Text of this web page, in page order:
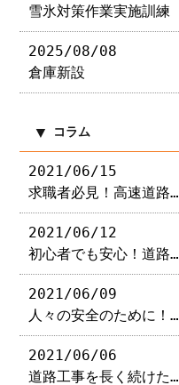
雪氷対策作業実施訓練
2025/08/08
倉庫新設
コラム
2021/06/15
求職者必見！高速道路…
2021/06/12
初心者でも安心！道路…
2021/06/09
人々の安全のために！…
2021/06/06
道路工事を長く続けた…